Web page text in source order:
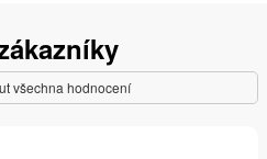
všechna hodnocení